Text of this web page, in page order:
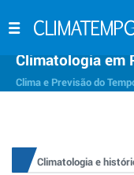
Climatologia em
Clima e Previsão do
Climatologia e